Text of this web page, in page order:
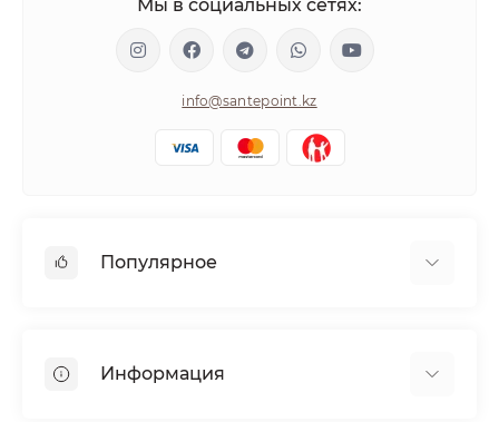
Мы в социальных сетях:
info@santepoint.kz
Популярное
Диабетикам
Информация